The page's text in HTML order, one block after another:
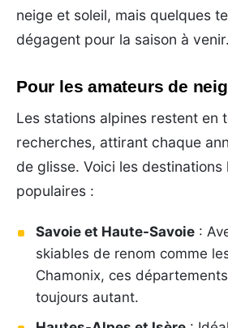
neige et soleil, mais quelques
dégagent pour la saison à venir.
Pour les amateurs de
Les stations alpines restent en
recherches, attirant chaque
de glisse. Voici les destinations
populaires :
Savoie et Haute-Savoie :
skiables de renom comme
Chamonix, ces
toujours autant.